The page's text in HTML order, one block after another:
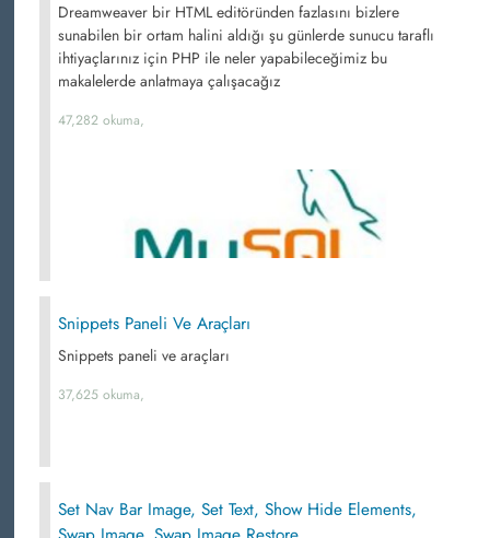
Dreamweaver bir HTML editöründen fazlasını bizlere
sunabilen bir ortam halini aldığı şu günlerde sunucu taraflı
ihtiyaçlarınız için PHP ile neler yapabileceğimiz bu
makalelerde anlatmaya çalışacağız
47,282 okuma,
Snippets Paneli Ve Araçları
Snippets paneli ve araçları
37,625 okuma,
Set Nav Bar Image, Set Text, Show Hide Elements,